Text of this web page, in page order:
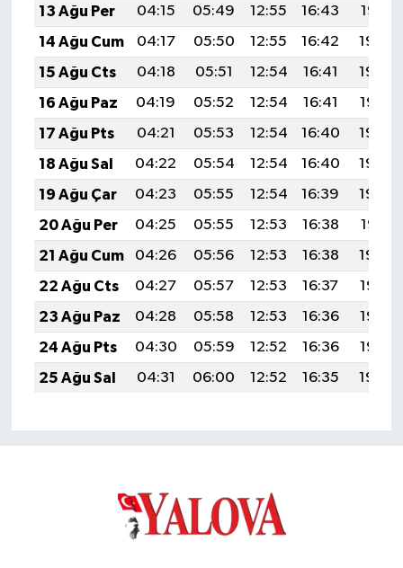
13 Ağu Per
04:15 05:49 12:55 16:43
19:51
14 Ağu Cum
04:17 05:50 12:55 16:42
19:49
15 Ağu Cts
04:18 05:51 12:54 16:41
19:48
16 Ağu Paz
04:19 05:52 12:54 16:41
19:47
17 Ağu Pts
04:21 05:53 12:54 16:40
19:45
18 Ağu Sal
04:22 05:54 12:54 16:40
19:44
19 Ağu Çar
04:23 05:55 12:54 16:39
19:43
20 Ağu Per
04:25 05:55 12:53 16:38
19:41
21 Ağu Cum
04:26 05:56 12:53 16:38
19:40
22 Ağu Cts
04:27 05:57 12:53 16:37
19:38
23 Ağu Paz
04:28 05:58 12:53 16:36
19:37
24 Ağu Pts
04:30 05:59 12:52 16:36
19:36
25 Ağu Sal
04:31 06:00 12:52 16:35 19:34